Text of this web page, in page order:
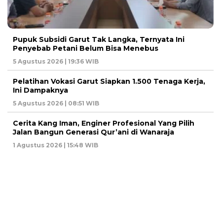
Pupuk Subsidi Garut Tak Langka, Ternyata Ini
Penyebab Petani Belum Bisa Menebus
5 Agustus 2026 | 19:36 WIB
Pelatihan Vokasi Garut Siapkan 1.500 Tenaga Kerja,
Ini Dampaknya
5 Agustus 2026 | 08:51 WIB
Cerita Kang Iman, Enginer Profesional Yang Pilih
Jalan Bangun Generasi Qur’ani di Wanaraja
1 Agustus 2026 | 15:48 WIB